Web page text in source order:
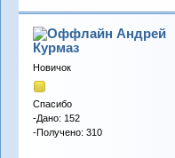
Андрей
Курмаз
Новичок
Спасибо
-Дано: 152
-Получено: 310